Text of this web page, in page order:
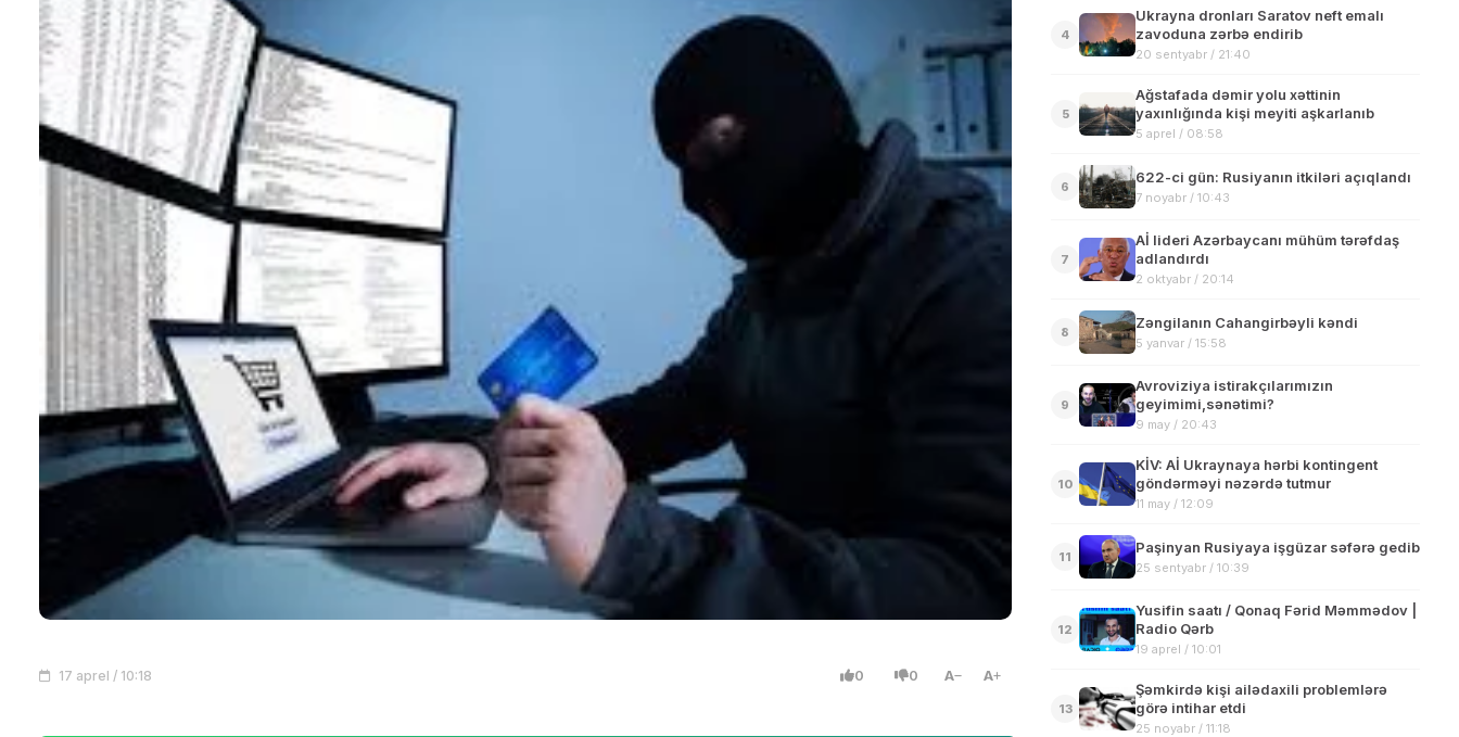
17 aprel / 10:18 0 0 A A
4
Ukrayna dronları Saratov neft emalı
zavoduna zərbə endirib
20 sentyabr / 21:40
5
Ağstafada dəmir yolu xəttinin
yaxınlığında kişi meyiti aşkarlanıb
5 aprel / 08:58
6
622-ci gün: Rusiyanın itkiləri açıqlandı
7 noyabr / 10:43
7
Aİ lideri Azərbaycanı mühüm tərəfdaş
adlandırdı
2 oktyabr / 20:14
8
Zəngilanın Cahangirbəyli kəndi
5 yanvar / 15:58
9
Avroviziya istirakçılarımızın
geyimimi,sənətimi?
9 may / 20:43
10
KİV: Aİ Ukraynaya hərbi kontingent
göndərməyi nəzərdə tutmur
11 may / 12:09
11
Paşinyan Rusiyaya işgüzar səfərə gedib
25 sentyabr / 10:39
12
Yusifin saatı / Qonaq Fərid Məmmədov |
Radio Qərb
19 aprel / 10:01
13
Şəmkirdə kişi ailədaxili problemlərə
görə intihar etdi
25 noyabr / 11:18